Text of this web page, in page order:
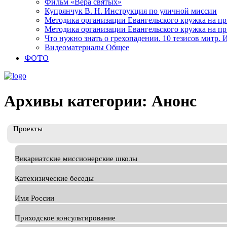
Фильм «Вера святых»
Купрянчук В. Н. Инструкция по уличной миссии
Методика организации Евангельского кружка на
Методика организации Евангельского кружка на
Что нужно знать о грехопадении. 10 тезисов митр.
Видеоматериалы Общее
ФОТО
Архивы категории: Анонс
Проекты
Викариатские миссионерские школы
Катехизические беседы
Имя России
Приходское консультирование